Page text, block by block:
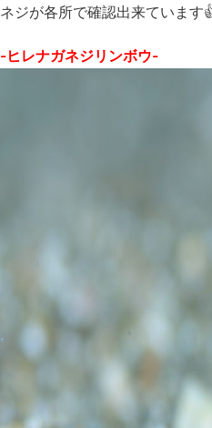
ネジが各所で確認出来ていま
-ヒレナガネジリンボウ-